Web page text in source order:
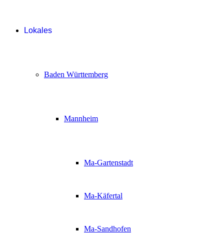
Lokales
Baden Württemberg
Mannheim
Ma-Gartenstadt
Ma-Käfertal
Ma-Sandhofen